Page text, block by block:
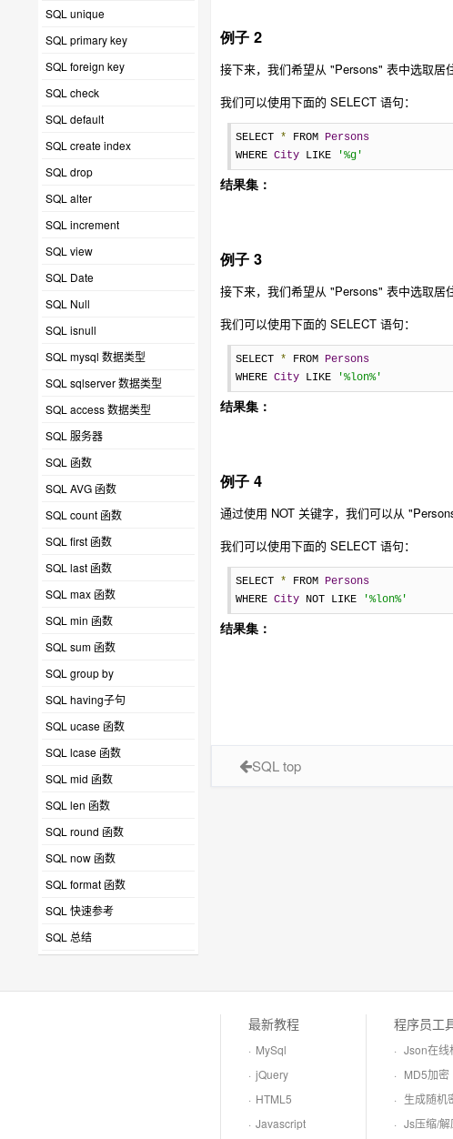
SQL unique
SQL primary key
SQL foreign key
SQL check
SQL default
SQL create index
SQL drop
SQL alter
SQL increment
SQL view
SQL Date
SQL Null
SQL isnull
SQL mysql 数据类型
SQL sqlserver 数据类型
SQL access 数据类型
SQL 服务器
SQL 函数
SQL AVG 函数
SQL count 函数
SQL first 函数
SQL last 函数
SQL max 函数
SQL min 函数
SQL sum 函数
SQL group by
SQL having子句
SQL ucase 函数
SQL lcase 函数
SQL mid 函数
SQL len 函数
SQL round 函数
SQL now 函数
SQL format 函数
SQL 快速参考
SQL 总结
例子 2
接下来，我们希望从 "Persons" 表中选取居
我们可以使用下面的 SELECT 语句：
SELECT * FROM Persons
WHERE City LIKE '%g'
结果集：
例子 3
接下来，我们希望从 "Persons" 表中选取居
我们可以使用下面的 SELECT 语句：
SELECT * FROM Persons
WHERE City LIKE '%lon%'
结果集：
例子 4
通过使用 NOT 关键字，我们可以从
我们可以使用下面的 SELECT 语句：
SELECT * FROM Persons
WHERE City NOT LIKE '%lon%'
结果集：
SQL top
最新教程
· MySql
· jQuery
· HTML5
· Javascript
程序员工
· Json在线
· MD5加密
· 生成随机
· Js压缩/